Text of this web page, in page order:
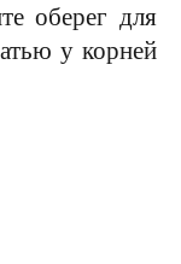
оберег для
у корней